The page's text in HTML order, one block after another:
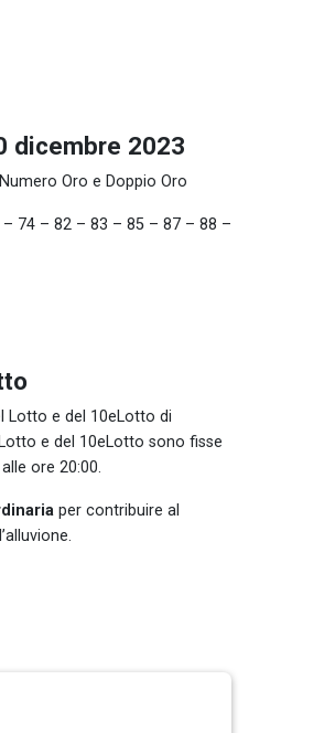
dicembre 2023
Oro e Doppio Oro
74 – 82 – 83 – 85 – 87 – 88 –
Lotto e del 10eLotto di
e del 10eLotto sono fisse
ore 20:00.
per contribuire al